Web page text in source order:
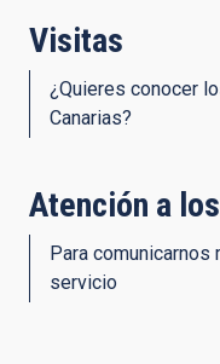
Visitas
¿Quieres conocer
Canarias?
Atención a
Para comunicarnos
servicio